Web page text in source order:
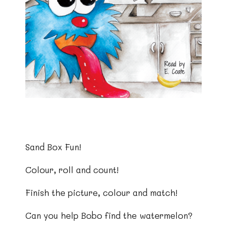
Sand Box Fun!
Colour, roll and count!
Finish the picture, colour and match!
Can you help Bobo find the watermelon?